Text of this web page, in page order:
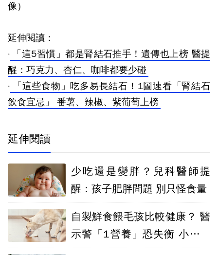
像）
延伸閱讀：
·
「這5習慣」都是腎結石推手！遺傳也上榜 醫提
醒：巧克力、杏仁、咖啡都要少碰
·
「這些食物」吃多易長結石！1圖速看「腎結石
飲食宜忌」 番薯、辣椒、紫葡萄上榜
延伸閱讀
少吃還是變胖？兒科醫師提
醒：孩子肥胖問題 別只怪食量
自製鮮食餵毛孩比較健康？ 醫
示警「1營養」恐失衡 小心影